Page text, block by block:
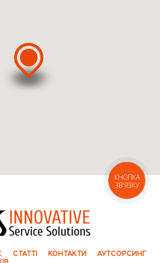
СТАТТІ КОНТАКТИ
АУТСОРСИНГ
КНОПКА
ЗВ'ЯЗКУ